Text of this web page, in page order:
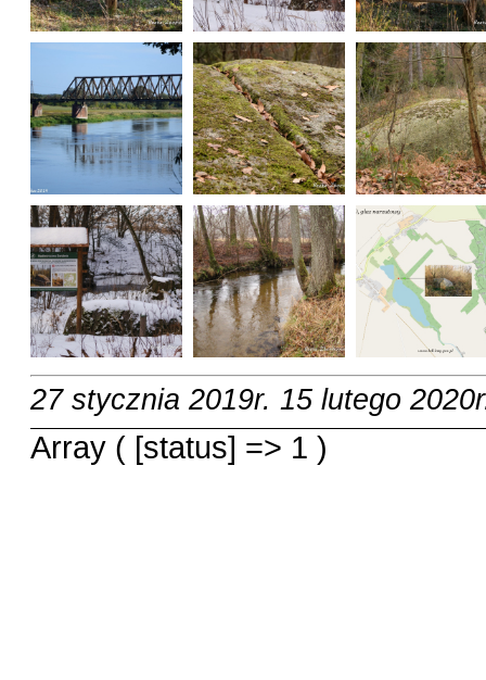
27 stycznia 2019r. 15 lutego
Array ( [status] => 1 )